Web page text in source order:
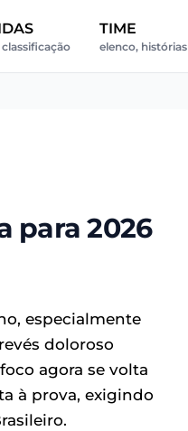
TIME
elenco, histórias
para 2026
especialmente
doloroso
agora se volta
à prova, exigindo